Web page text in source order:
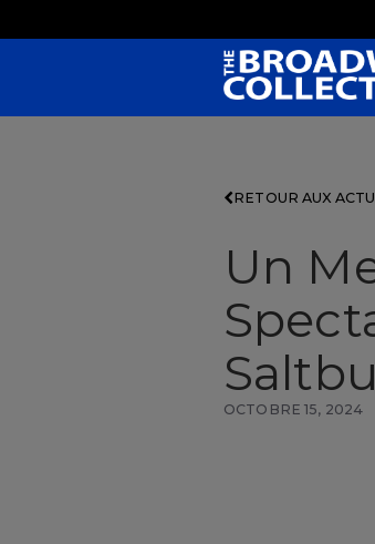
RETOUR AUX
Un
OCTOBRE 15, 2024